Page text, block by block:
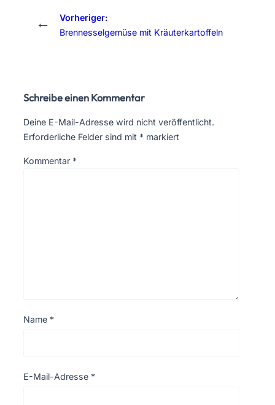
←
Vorheriger:
Brennesselgemüse mit Kräuterkartoffeln
Schreibe einen Kommentar
Deine E-Mail-Adresse wird nicht veröffentlicht.
Erforderliche Felder sind mit * markiert
Kommentar *
Name *
E-Mail-Adresse *